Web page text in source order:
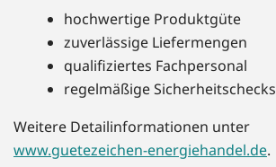
hochwertige Produktgüte
zuverlässige Liefermengen
qualifiziertes Fachpersonal
regelmäßige Sicherheitschecks
Weitere Detailinformationen unter
www.guetezeichen-energiehandel.de.